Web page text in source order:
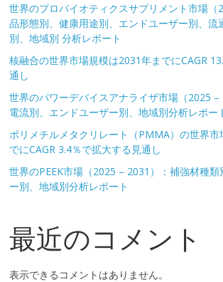
世界のプロバイオティクスサプリメント市場（
品形態別、健康用途別、エンドユーザー別、流
別、地域別 分析レポート
核融合の世界市場規模は2031年までにCAGR
通し
世界のパワーデバイスアナライザ市場（2025 –
電流別、エンドユーザー別、地域別分析レポー
ポリメチルメタクリレート（PMMA）の世界市
でにCAGR 3.4％で拡大する見通し
世界のPEEK市場（2025 – 2031）：補強材種
ー別、地域別分析レポート
最近のコメント
表示できるコメントはありません。